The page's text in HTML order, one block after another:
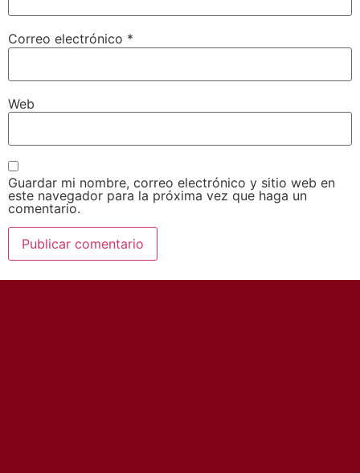
Correo electrónico *
Web
Guardar mi nombre, correo electrónico y sitio web en
este navegador para la próxima vez que haga un
comentario.